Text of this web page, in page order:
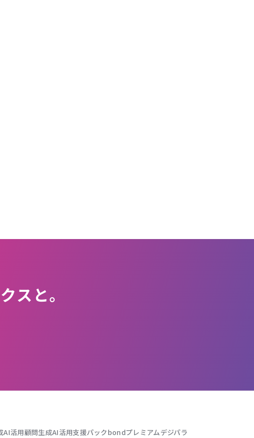
スと。
AI活用顧問生成AI活用支援パック bondプレミアムデジパラ